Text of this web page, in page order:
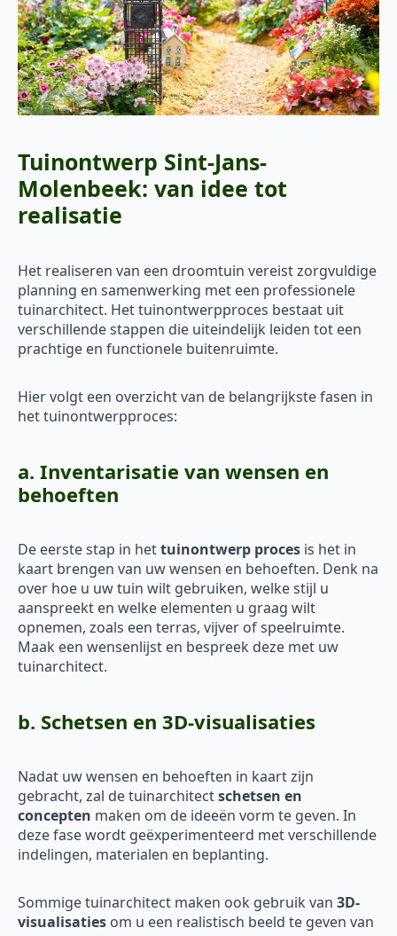
Tuinontwerp Sint-Jans-
Molenbeek: van idee tot
realisatie
Het realiseren van een droomtuin vereist zorgvuldige
planning en samenwerking met een professionele
tuinarchitect. Het tuinontwerpproces bestaat uit
verschillende stappen die uiteindelijk leiden tot een
prachtige en functionele buitenruimte.
Hier volgt een overzicht van de belangrijkste fasen in
het tuinontwerpproces:
a. Inventarisatie van wensen en
behoeften
De eerste stap in hettuinontwerp proces is het in
kaart brengen van uw wensen en behoeften. Denk na
over hoe u uw tuin wilt gebruiken, welke stijl u
aanspreekt en welke elementen u graag wilt
opnemen, zoals een terras, vijver of speelruimte.
Maak een wensenlijst en bespreek deze met uw
tuinarchitect.
b. Schetsen en 3D-visualisaties
Nadat uw wensen en behoeften in kaart zijn
gebracht, zal de tuinarchitectschetsen en
concepten maken om de ideeën vorm te geven. In
deze fase wordt geëxperimenteerd met verschillende
indelingen, materialen en beplanting.
Sommige tuinarchitect maken ook gebruik van 3D-
visualisaties om u een realistisch beeld te geven van